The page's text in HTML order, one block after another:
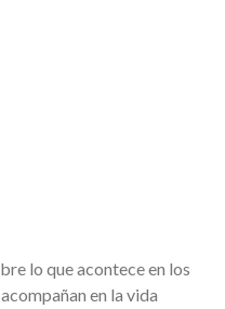
lo que acontece en los
en la vida